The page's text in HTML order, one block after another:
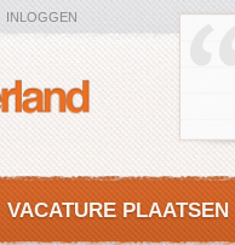
INLOGGEN
VACATURE PLAATSEN